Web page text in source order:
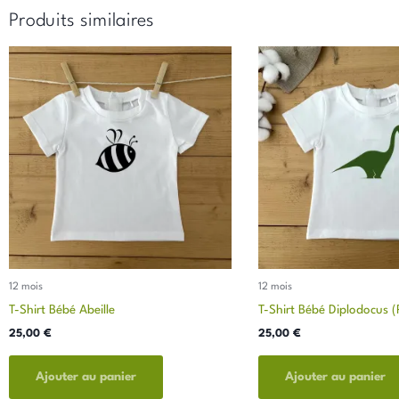
Produits similaires
12 mois
T-Shirt Bébé Abeille
25,00 €
Ajouter au panier
Ce
produit
a
plusieurs
variations.
options
peuvent
être
sur
produit
12 mois
T-Shirt Bébé Diplodocus
25,00 €
Ajouter au panier